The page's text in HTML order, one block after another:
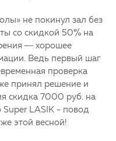
не покинул зал без
со скидкой 50% на
— хорошее
Ведь первый шаг
проверка
принял решение и
скидка 7000 руб. на
LASIK - повод
этой весной!